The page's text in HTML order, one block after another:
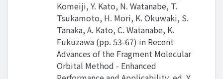
Komeiji, Y. Kato, N. Watanabe, T.
Tsukamoto, H. Mori, K. Okuwaki, S.
Tanaka, A. Kato, C. Watanabe, K.
Fukuzawa (pp. 53-67) in Recent
Advances of the Fragment Molecular
Orbital Method - Enhanced